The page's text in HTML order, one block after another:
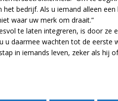
bedrijf. Als u iemand alleen
waar uw merk om draait.”
te laten integreren, is door ze
u daarmee wachten tot de eerste
in iemands leven, zeker als hij